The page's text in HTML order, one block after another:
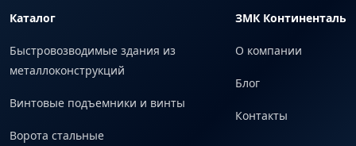
Каталог
Быстровозводимые здания из
металлоконструкций
Винтовые подъемники и винты
Ворота стальные
ЗМК Континенталь
О компании
Блог
Контакты